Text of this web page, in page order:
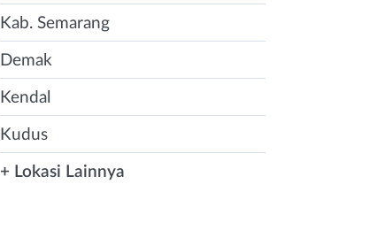
Kab. Semarang
Demak
Kendal
Kudus
+ Lokasi Lainnya